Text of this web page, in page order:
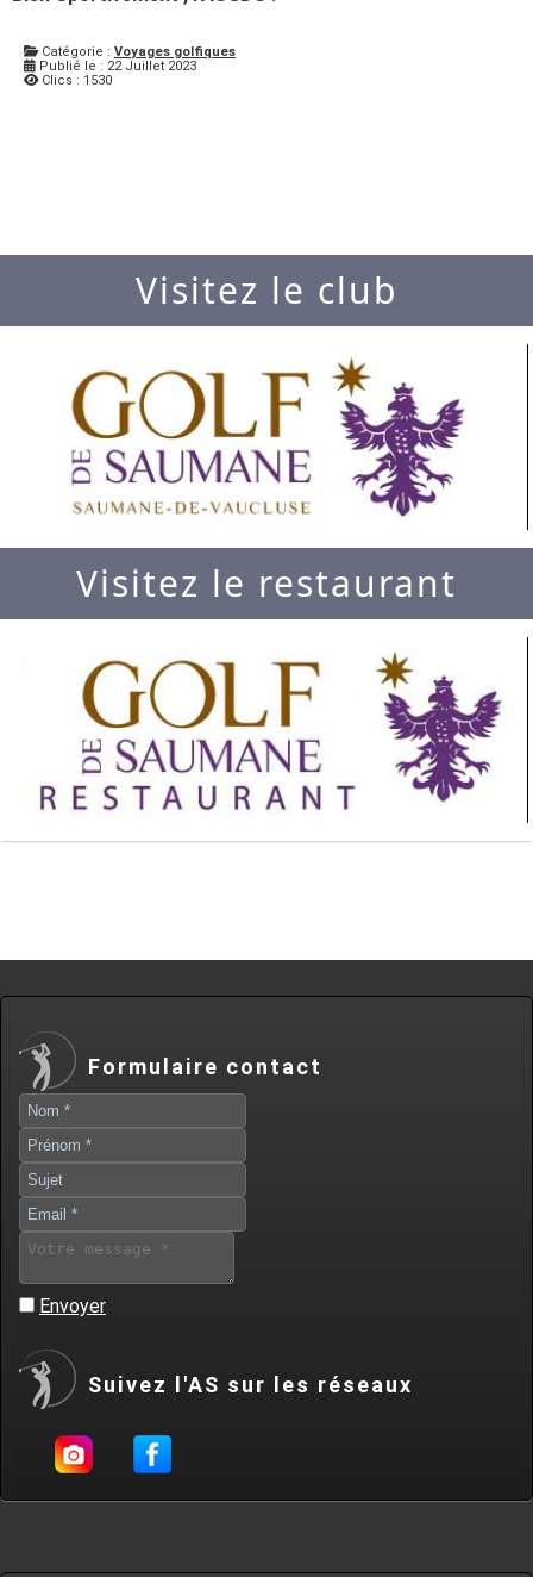
Catégorie : Voyages golfiques
Publié le : 22 Juillet 2023
Clics : 1530
Visitez le club
Visitez le restaurant
Formulaire contact
Envoyer
Suivez l'AS sur les réseaux